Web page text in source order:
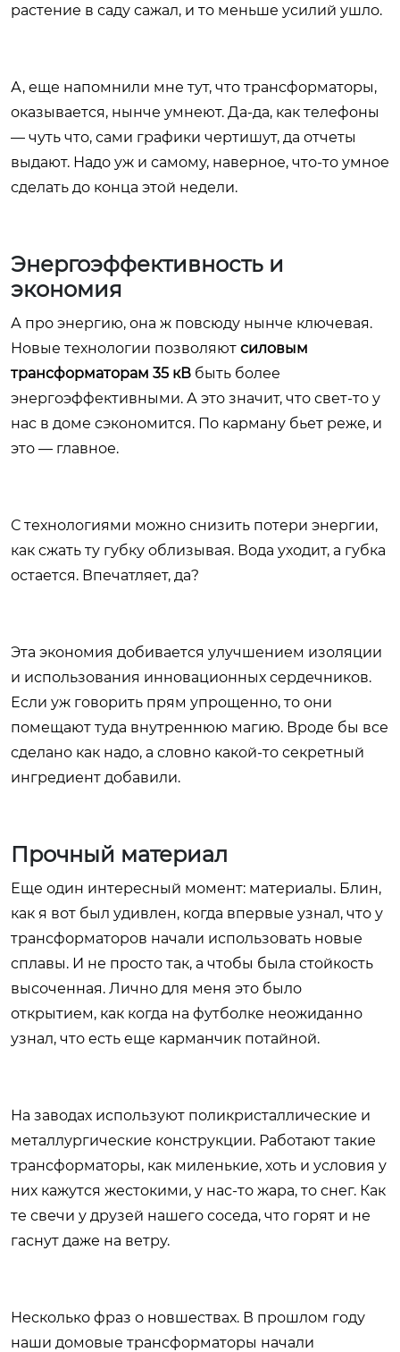
растение в саду сажал, и то меньше усилий ушло.
А, еще напомнили мне тут, что трансформаторы,
оказывается, нынче умнеют. Да-да, как телефоны
— чуть что, сами графики чертишут, да отчеты
выдают. Надо уж и самому, наверное, что-то умное
сделать до конца этой недели.
Энергоэффективность и
экономия
А про энергию, она ж повсюду нынче ключевая.
Новые технологии позволяют силовым
трансформаторам 35 кВ быть более
энергоэффективными. А это значит, что свет-то у
нас в доме сэкономится. По карману бьет реже, и
это — главное.
С технологиями можно снизить потери энергии,
как сжать ту губку облизывая. Вода уходит, а губка
остается. Впечатляет, да?
Эта экономия добивается улучшением изоляции
и использования инновационных сердечников.
Если уж говорить прям упрощенно, то они
помещают туда внутреннюю магию. Вроде бы все
сделано как надо, а словно какой-то секретный
ингредиент добавили.
Прочный материал
Еще один интересный момент: материалы. Блин,
как я вот был удивлен, когда впервые узнал, что у
трансформаторов начали использовать новые
сплавы. И не просто так, а чтобы была стойкость
высоченная. Лично для меня это было
открытием, как когда на футболке неожиданно
узнал, что есть еще карманчик потайной.
На заводах используют поликристаллические и
металлургические конструкции. Работают такие
трансформаторы, как миленькие, хоть и условия у
них кажутся жестокими, у нас-то жара, то снег. Как
те свечи у друзей нашего соседа, что горят и не
гаснут даже на ветру.
Несколько фраз о новшествах. В прошлом году
наши домовые трансформаторы начали